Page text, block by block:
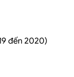
đến 2020)